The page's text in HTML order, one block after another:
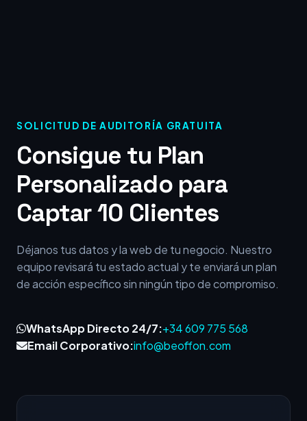
SOLICITUD DE AUDITORÍA GRATUITA
Consigue tu Plan
Personalizado para
Captar 10 Clientes
Déjanos tus datos y la web de tu negocio. Nuestro
equipo revisará tu estado actual y te enviará un plan
de acción específico sin ningún tipo de compromiso.
WhatsApp Directo 24/7:+34 609 775 568
Email Corporativo:info@beoffon.com